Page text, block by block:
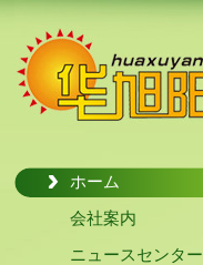
ホーム
会社案内
ニュースセンター